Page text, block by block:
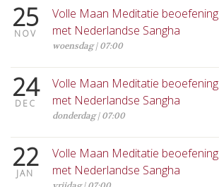
25
NOV
Volle Maan Meditatie beoefening
met Nederlandse Sangha
woensdag | 07:00
24
DEC
Volle Maan Meditatie beoefening
met Nederlandse Sangha
donderdag | 07:00
22
JAN
Volle Maan Meditatie beoefening
met Nederlandse Sangha